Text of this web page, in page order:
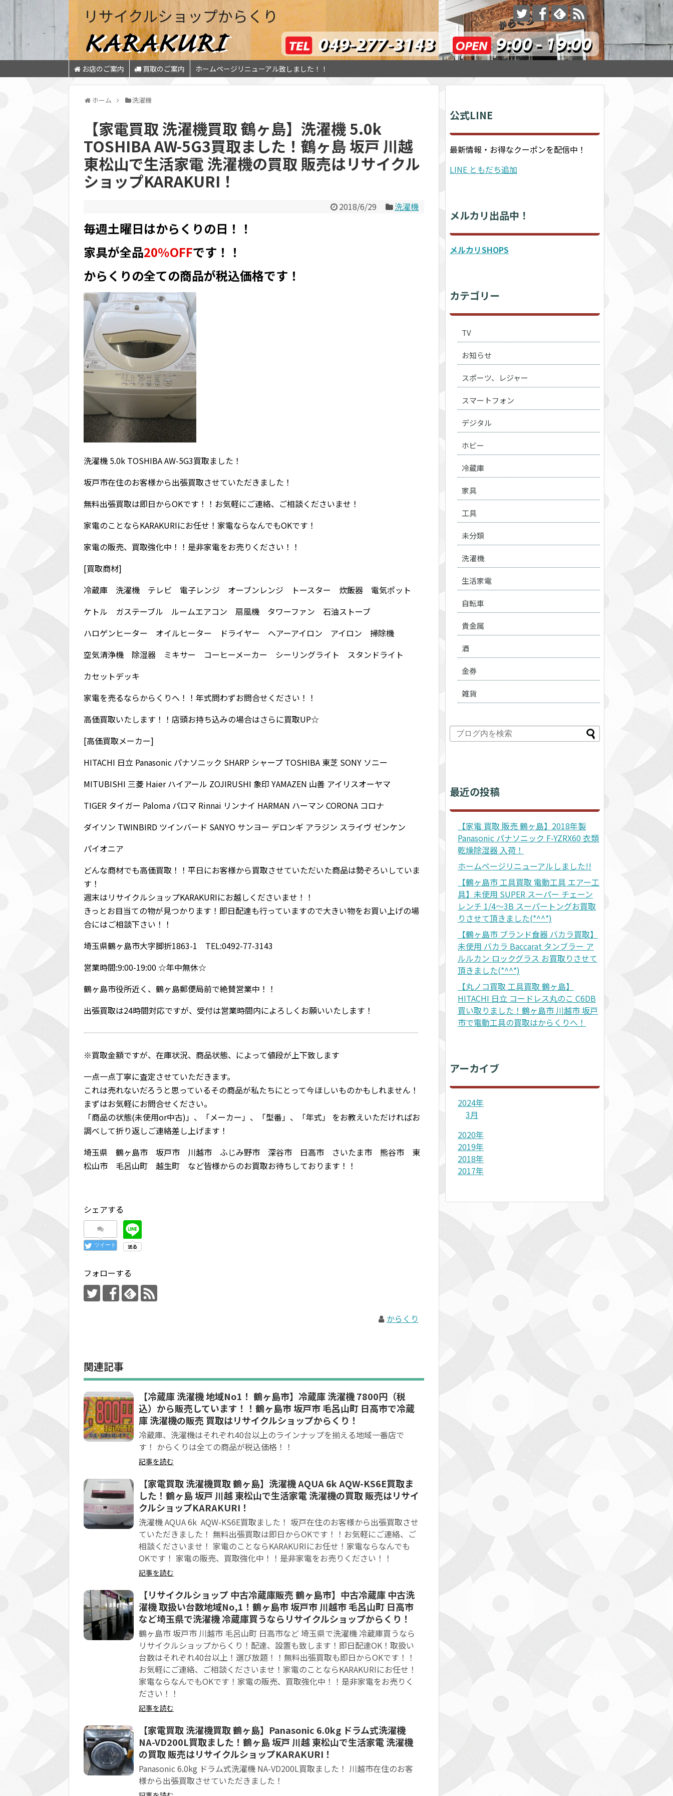
リサイクルショップからくり
お店のご案内 買取のご案内 ホームページリニューアル致しました！！
ホーム 洗濯機
【家電買取 洗濯機買取 鶴ヶ島】洗濯機 5.0k
TOSHIBA AW-5G3買取ました！鶴ヶ島 坂戸 川越
東松山で生活家電 洗濯機の買取 販売はリサイクル
ショップKARAKURI！
2018/6/29 洗濯機
毎週土曜日はからくりの日！！
家具が全品20％OFFです！！
からくりの全ての商品が税込価格です！
洗濯機 5.0k TOSHIBA AW-5G3買取ました！
坂戸市在住のお客様から出張買取させていただきました！
無料出張買取は即日からOKです！！お気軽にご連絡、ご相談くださいませ！
家電のことならKARAKURIにお任せ！家電ならなんでもOKです！
家電の販売、買取強化中！！是非家電をお売りください！！
[買取商材]
冷蔵庫 洗濯機 テレビ 電子レンジ オーブンレンジ トースター 炊飯器 電気ポット
ケトル ガステーブル ルームエアコン 扇風機 タワーファン 石油ストーブ
ハロゲンヒーター オイルヒーター ドライヤー ヘアーアイロン アイロン 掃除機
空気清浄機 除湿器 ミキサー コーヒーメーカー シーリングライト スタンドライト
カセットデッキ
家電を売るならからくりへ！！年式問わずお問合せください！！
高価買取いたします！！店頭お持ち込みの場合はさらに買取UP☆
[高価買取メーカー]
HITACHI 日立 Panasonic パナソニック SHARP シャープ TOSHIBA 東芝 SONY ソニー
MITUBISHI 三菱 Haier ハイアール ZOJIRUSHI 象印 YAMAZEN 山善 アイリスオーヤマ
TIGER タイガー Paloma パロマ Rinnai リンナイ HARMAN ハーマン CORONA コロナ
ダイソン TWINBIRD ツインバード SANYO サンヨー デロンギ アラジン スライヴ ゼンケン
パイオニア
どんな商材でも高価買取！！平日にお客様から買取させていただいた商品は勢ぞろいしていま
す！
週末はリサイクルショップKARAKURIにお越しくださいませ！！
きっとお目当ての物が見つかります！即日配達も行っていますので大きい物をお買い上げの場
合にはご相談下さい！！
埼玉県鶴ヶ島市大字脚折1863-1 TEL:0492-77-3143
営業時間:9:00-19:00 ☆年中無休☆
鶴ヶ島市役所近く、鶴ヶ島郵便局前で絶賛営業中！！
出張買取は24時間対応ですが、受付は営業時間内によろしくお願いいたします！
※買取金額ですが、在庫状況、商品状態、によって値段が上下致します
一点一点丁寧に査定させていただきます。
これは売れないだろうと思っているその商品が私たちにとって今ほしいものかもしれません！
まずはお気軽にお問合せください。
「商品の状態(未使用or中古)」、「メーカー」、「型番」、「年式」 をお教えいただければお
調べして折り返しご連絡差し上げます！
埼玉県 鶴ヶ島市 坂戸市 川越市 ふじみ野市 深谷市 日高市 さいたま市 熊谷市 東
松山市 毛呂山町 越生町 など皆様からのお買取お待ちしております！！
シェアする
ツイート
フォローする
からくり
関連記事
【冷蔵庫 洗濯機 地域No1！ 鶴ヶ島市】冷蔵庫 洗濯機 7800円（税
込）から販売しています！！鶴ヶ島市 坂戸市 毛呂山町 日高市で冷蔵
庫 洗濯機の販売 買取はリサイクルショップからくり！
冷蔵庫、洗濯機はそれぞれ40台以上のラインナップを揃える地域一番店で
す！ からくりは全ての商品が税込価格！！
記事を読む
【家電買取 洗濯機買取 鶴ヶ島】洗濯機 AQUA 6k AQW-KS6E買取ま
した！鶴ヶ島 坂戸 川越 東松山で生活家電 洗濯機の買取 販売はリサイ
クルショップKARAKURI！
洗濯機 AQUA 6k AQW-KS6E買取ました！ 坂戸在住のお客様から出張買取させ
ていただきました！ 無料出張買取は即日からOKです！！お気軽にご連絡、ご
相談くださいませ！ 家電のことならKARAKURIにお任せ！家電ならなんでも
OKです！ 家電の販売、買取強化中！！是非家電をお売りください！！
記事を読む
【リサイクルショップ 中古冷蔵庫販売 鶴ヶ島市】中古冷蔵庫 中古洗
濯機 取扱い台数地域No,1！鶴ヶ島市 坂戸市 川越市 毛呂山町 日高市
など埼玉県で洗濯機 冷蔵庫買うならリサイクルショップからくり！
鶴ヶ島市 坂戸市 川越市 毛呂山町 日高市など 埼玉県で洗濯機 冷蔵庫買うなら
リサイクルショップからくり！配達、設置も致します！即日配達OK！取扱い
台数はそれぞれ40台以上！選び放題！！無料出張買取も即日からOKです！！
お気軽にご連絡、ご相談くださいませ！家電のことならKARAKURIにお任せ！
家電ならなんでもOKです！家電の販売、買取強化中！！是非家電をお売りく
ださい！！
記事を読む
【家電買取 洗濯機買取 鶴ヶ島】Panasonic 6.0kg ドラム式洗濯機
NA-VD200L買取ました！鶴ヶ島 坂戸 川越 東松山で生活家電 洗濯機
の買取 販売はリサイクルショップKARAKURI！
Panasonic 6.0kg ドラム式洗濯機 NA-VD200L買取ました！ 川越市在住のお客
様から出張買取させていただきました！
公式LINE
最新情報・お得なクーポンを配信中！
LINE ともだち追加
メルカリ出品中！
メルカリSHOPS
カテゴリー
TV
お知らせ
スポーツ、レジャー
スマートフォン
デジタル
ホビー
冷蔵庫
家具
工具
未分類
洗濯機
生活家電
自転車
貴金属
酒
金券
雑貨
最近の投稿
【家電 買取 販売 鶴ヶ島】2018年製
Panasonic パナソニック F-YZRX60 衣類
乾燥除湿器 入荷！
ホームページリニューアルしました!!
【鶴ヶ島市 工具買取 電動工具 エアー工
具】未使用 SUPER スーパー チェーン
レンチ 1/4～3B スーパートングお買取
りさせて頂きました(*^^*)
【鶴ヶ島市 ブランド食器 バカラ買取】
未使用 バカラ Baccarat タンブラー ア
ルルカン ロックグラス お買取りさせて
頂きました(*^^*)
【丸ノコ買取 工具買取 鶴ヶ島】
HITACHI 日立 コードレス丸のこ C6DB
買い取りました！鶴ヶ島市 川越市 坂戸
市で電動工具の買取はからくりへ！
アーカイブ
2024年
3月
2020年
2019年
2018年
2017年